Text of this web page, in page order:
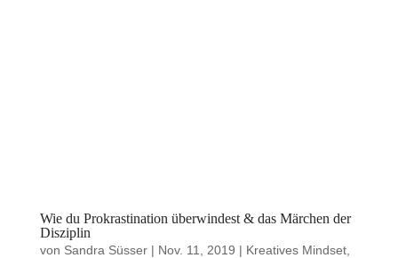
Wie du Prokrastination überwindest & das Märchen der
Disziplin
von Sandra Süsser| Nov. 11, 2019 | Kreatives Mindset,